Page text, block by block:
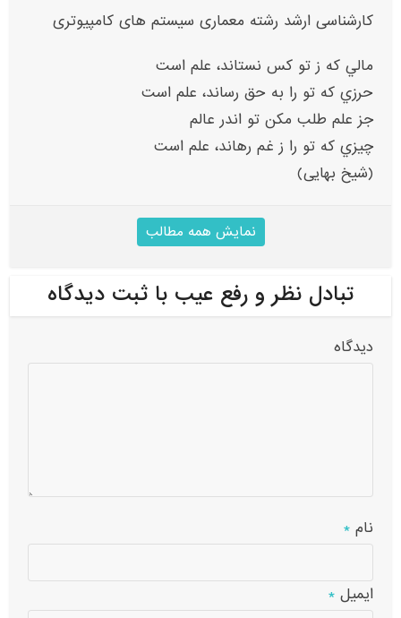
کارشناسی ارشد رشته معماری سیستم های کامپیوتری
مالي که ز تو کس نستاند، علم است
حرزي که تو را به حق رساند، علم است
جز علم طلب مکن تو اندر عالم
چيزي که تو را ز غم رهاند، علم است
(شیخ بهایی)
نمایش همه مطالب
تبادل نظر و رفع عیب با ثبت دیدگاه
دیدگاه
نام*
ایمیل*